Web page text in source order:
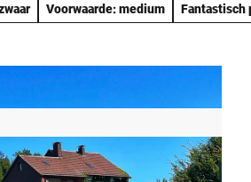
Voorwaarde: medium Fantastisch